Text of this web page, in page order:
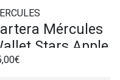
Mércules
Stars Apple